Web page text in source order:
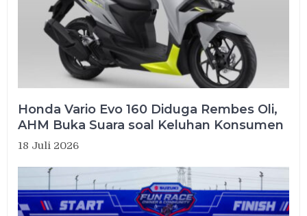
Honda Vario Evo 160 Diduga Rembes Oli,
AHM Buka Suara soal Keluhan Konsumen
18 Juli 2026